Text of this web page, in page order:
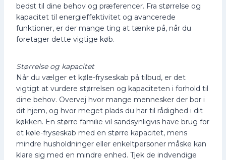
bedst til dine behov og præferencer. Fra størrelse og
kapacitet til energieffektivitet og avancerede
funktioner, er der mange ting at tænke på, når du
foretager dette vigtige køb.
Størrelse og kapacitet
Når du vælger et køle-fryseskab på tilbud, er det
vigtigt at vurdere størrelsen og kapaciteten i forhold til
dine behov. Overvej hvor mange mennesker der bor i
dit hjem, og hvor meget plads du har til rådighed i dit
køkken. En større familie vil sandsynligvis have brug for
et køle-fryseskab med en større kapacitet, mens
mindre husholdninger eller enkeltpersoner måske kan
klare sig med en mindre enhed. Tjek de indvendige